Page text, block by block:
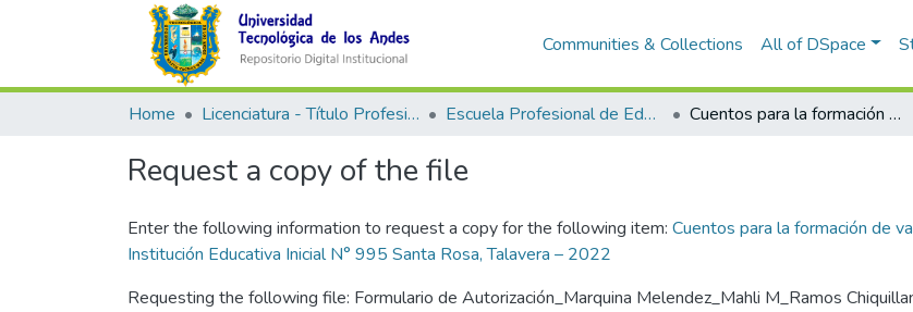
Communities & Collections All of DSpace
Home Licenciatura - Título Profesional Escuela Profesional de Educación Cuentos para la formación de valores interculturales en los niños de 3,4 y 5 años de la Institución Educativa Inicial N° 995 Santa Rosa, Talavera – 2022
Request a copy of the file
Enter the following information to request a copy for the following item: Cuentos para la formación de
Institución Educativa Inicial N° 995 Santa Rosa, Talavera – 2022
Requesting the following file: Formulario de Autorización_Marquina Melendez_Mahli M_Ramos